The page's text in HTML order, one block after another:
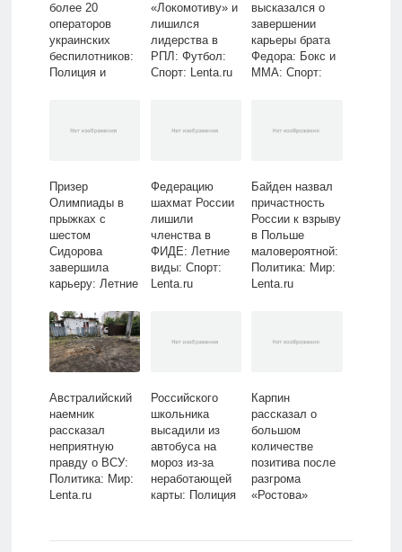
более 20
операторов
украинских
беспилотников:
Полиция и
Lenta.ru
«Локомотиву» и
лишился
лидерства в
РПЛ: Футбол:
Спорт: Lenta.ru
высказался о
завершении
карьеры брата
Федора: Бокс и
ММА: Спорт:
Призер
Олимпиады в
прыжках с
шестом
Сидорова
завершила
карьеру: Летние
Lenta.ru
Федерацию
шахмат России
лишили
членства в
ФИДЕ: Летние
виды: Спорт:
Lenta.ru
Байден назвал
причастность
России к взрыву
в Польше
маловероятной:
Политика: Мир:
Lenta.ru
Австралийский
наемник
рассказал
неприятную
правду о ВСУ:
Политика: Мир:
Lenta.ru
Российского
школьника
высадили из
автобуса на
мороз из-за
неработающей
карты: Полиция
структуры:
Карпин
рассказал о
большом
количестве
позитива после
разгрома
«Ростова»
Lenta.ru